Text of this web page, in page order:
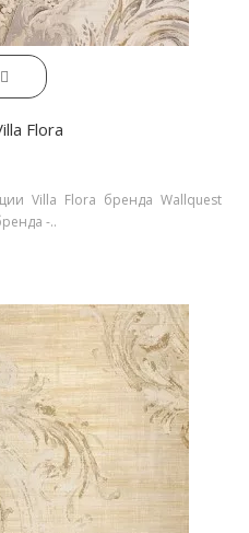
Flora
Villa Flora бренда Wallquest
-..